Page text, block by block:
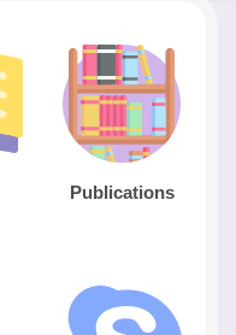
Publications